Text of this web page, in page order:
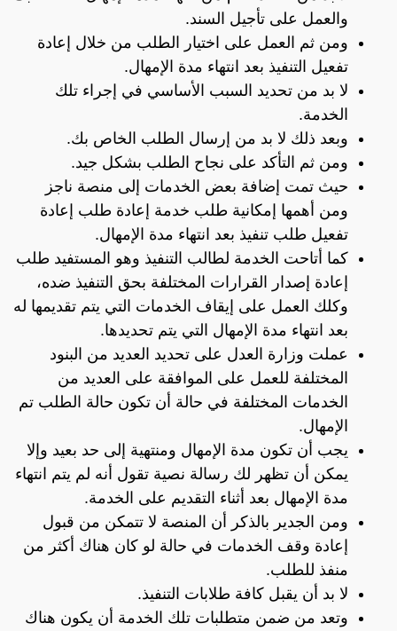
والعمل على تأجيل السند.
ومن ثم العمل على اختيار الطلب من خلال إعادة
تفعيل التنفيذ بعد انتهاء مدة الإمهال.
لا بد من تحديد السبب الأساسي في إجراء تلك
الخدمة.
وبعد ذلك لا بد من إرسال الطلب الخاص بك.
ومن ثم التأكد على نجاح الطلب بشكل جيد.
حيث تمت إضافة بعض الخدمات إلى منصة ناجز
ومن أهمها إمكانية طلب خدمة إعادة طلب إعادة
تفعيل طلب تنفيذ بعد انتهاء مدة الإمهال.
كما أتاحت الخدمة لطالب التنفيذ وهو المستفيد طلب
إعادة إصدار القرارات المختلفة بحق التنفيذ ضده،
وكلك العمل على إيقاف الخدمات التي يتم تقديمها له
بعد انتهاء مدة الإمهال التي يتم تحديدها.
عملت وزارة العدل على تحديد العديد من البنود
المختلفة للعمل على الموافقة على العديد من
الخدمات المختلفة في حالة أن تكون حالة الطلب تم
الإمهال.
يجب أن تكون مدة الإمهال ومنتهية إلى حد بعيد وإلا
يمكن أن تظهر لك رسالة نصية تقول أنه لم يتم انتهاء
مدة الإمهال بعد أثناء التقديم على الخدمة.
ومن الجدير بالذكر أن المنصة لا تتمكن من قبول
إعادة وقف الخدمات في حالة لو كان هناك أكثر من
منفذ للطلب.
لا بد أن يقبل كافة طلابات التنفيذ.
وتعد من ضمن متطلبات تلك الخدمة أن يكون هناك